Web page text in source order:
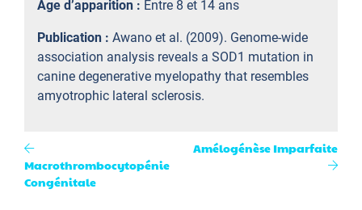
Age d’apparition : Entre 8 et 14 ans
Publication : Awano et al. (2009). Genome-wide
association analysis reveals a SOD1 mutation in
canine degenerative myelopathy that resembles
amyotrophic lateral sclerosis.
Macrothrombocytopénie
Congénitale
Amélogénèse Imparfaite